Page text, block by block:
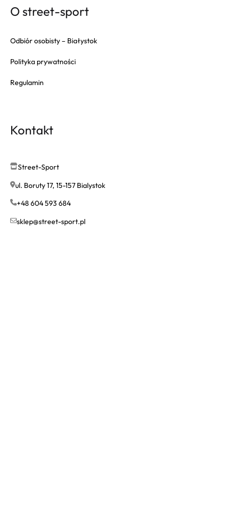
O street-sport
Odbiór osobisty – Białystok
Polityka prywatności
Regulamin
Kontakt
Street-Sport
ul. Boruty 17, 15-157 Bialystok
+48 604 593 684
sklep@street-sport.pl